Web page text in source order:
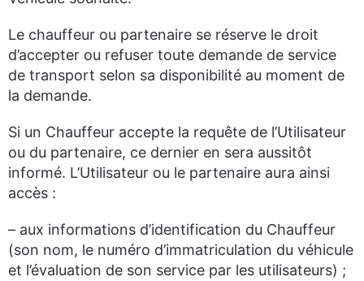
Le chauffeur ou partenaire se réserve le droit
d’accepter ou refuser toute demande de service
de transport selon sa disponibilité au moment de
la demande.
Si un Chauffeur accepte la requête de l’Utilisateur
ou du partenaire, ce dernier en sera aussitôt
informé. L’Utilisateur ou le partenaire aura ainsi
accès :
– aux informations d’identification du Chauffeur
(son nom, le numéro d’immatriculation du véhicule
et l’évaluation de son service par les utilisateurs) ;